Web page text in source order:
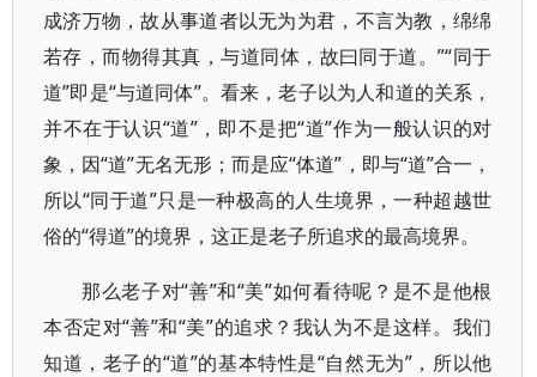
成济万物，故从事道者以无为为君，不言为教，绵绵
若存，而物得其真，与道同体，故曰同于道。”“同于
道”即是“与道同体”。看来，老子以为人和道的关系，
并不在于认识“道”，即不是把“道”作为一般认识的对
象，因“道”无名无形；而是应“体道”，即与“道”合一，
所以“同于道”只是一种极高的人生境界，一种超越世
俗的“得道”的境界，这正是老子所追求的最高境界。
那么老子对“善”和“美”如何看待呢？是不是他根
本否定对“善”和“美”的追求？我认为不是这样。我们
知道，老子的“道”的基本特性是“自然无为”，所以他